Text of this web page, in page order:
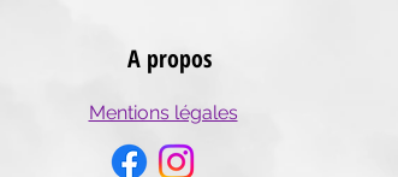
A propos
Mentions légales